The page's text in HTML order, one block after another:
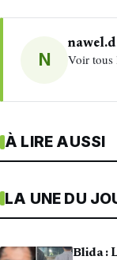
N
nawel.d
Voir tous
À LIRE AUSSI
LA UNE DU
Blida :